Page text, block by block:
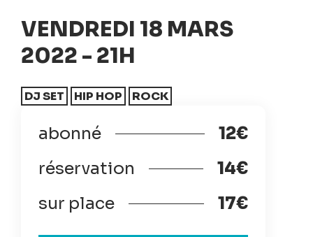
VENDREDI 18 MARS
2022 - 21H
DJ SET HIP HOP ROCK
abonné
12€
réservation
14€
sur place
17€